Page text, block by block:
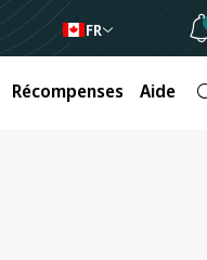
FR
Récompenses Aide